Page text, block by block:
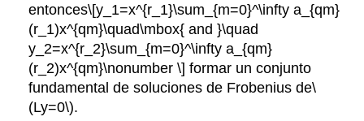
entonces\[y_1=x^{r_1}\sum_{m=0}^\infty a_{qm}
(r_1)x^{qm}\quad\mbox{ and }\quad
y_2=x^{r_2}\sum_{m=0}^\infty a_{qm}
(r_2)x^{qm}\nonumber \] formar un conjunto
fundamental de soluciones de Frobenius de\
(Ly=0\).